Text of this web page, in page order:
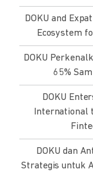
DOKU and
Ecosystem
DOKU
65%
DOKU
International
DOKU dan
Strategis untuk